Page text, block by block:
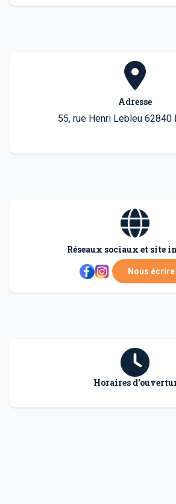
Adresse
55, rue Henri Lebleu 62840
Réseaux sociaux et site
Nous écrire
Horaires